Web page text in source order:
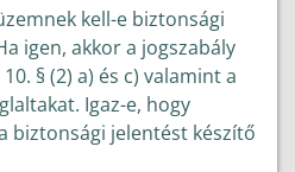
kell-e biztonsági
igen, akkor a jogszabály
§ (2) a) és c) valamint a
Igaz-e, hogy
biztonsági jelentést készítő